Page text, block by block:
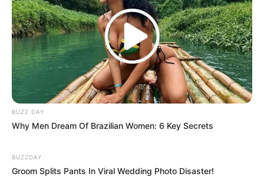
Warna Rambut: Hitam
Warna Mata: Hitam
Warna Kulit: Putih
Ukuran Tubuh: –
Ukuran Sepatu: –
Ukuran Baju: –
Pendidikan: Homeschooling
BUZZ DAY
Why Men Dream Of Brazilian Women: 6 Key Secrets
BUZZDAY
Groom Splits Pants In Viral Wedding Photo Disaster!